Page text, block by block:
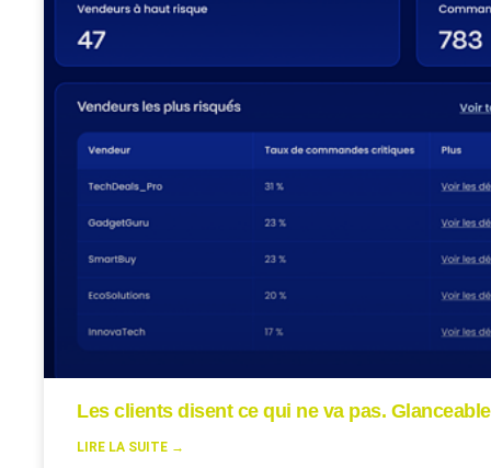
Les clients disent ce qui ne va pas.
LIRE LA SUITE →